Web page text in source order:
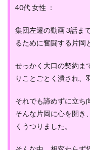
40代 女性 ：
集団左遷の動画 3話ま
るために奮闘する片岡
せっかく大口の契約ま
りことごとく潰され、
それでも諦めずに立ち
そんな片岡に心を開き
くうつりました。